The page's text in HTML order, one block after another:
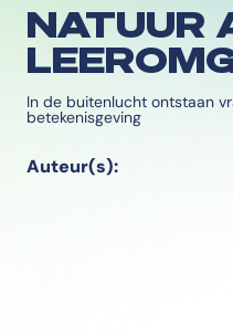
NATUUR
In de buitenlucht ontstaan
betekenisgeving
Auteur(s):